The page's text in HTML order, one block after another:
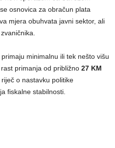
osnovica za obračun plata
mjera obuhvata javni sektor, ali
primaju minimalnu ili tek nešto višu
primanja od približno 27 KM
o nastavku politike
fiskalne stabilnosti.